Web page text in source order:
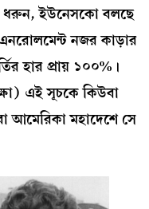
ধরুন, ইউনেসকো বলছে
নজর কাড়ার
হার প্রায় ১০০%।
এই সূচকে কিউবা
আমেরিকা মহাদেশে সে